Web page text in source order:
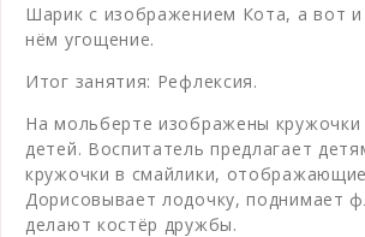
Шарик с изображением Кота, а вот и
нём угощение.
Итог занятия: Рефлексия.
На мольберте изображены кружочки
детей. Воспитатель предлагает
кружочки в смайлики,
Дорисовывает лодочку, поднимает
делают костёр дружбы.